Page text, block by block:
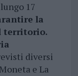
17
la
territorio.
diversi
e La